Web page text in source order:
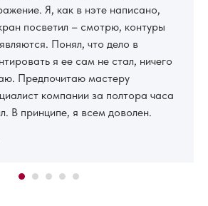
Я, как в нэте написано,
посветил – смотрю, контуры
Понял, что дело в
я ее сам не стал, ничего
Предпочитаю мастеру
компании за полтора часа
В принципе, я всем доволен.